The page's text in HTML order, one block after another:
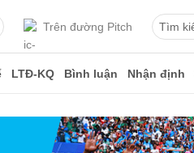
Trên đường Pitch
LTĐ-KQ Bình luận Nhận định